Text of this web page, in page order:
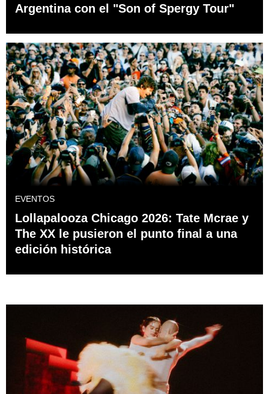
Argentina con el "Son of Spergy Tour"
EVENTOS
Lollapalooza Chicago 2026: Tate Mcrae y
The XX le pusieron el punto final a una
edición histórica